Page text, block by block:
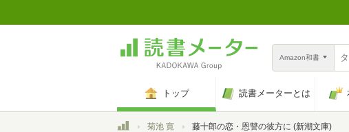
Amazon和書
トップ 読書メーターとは
トップ菊池 寛 藤十郎の恋・恩讐の彼方に (新潮文庫)